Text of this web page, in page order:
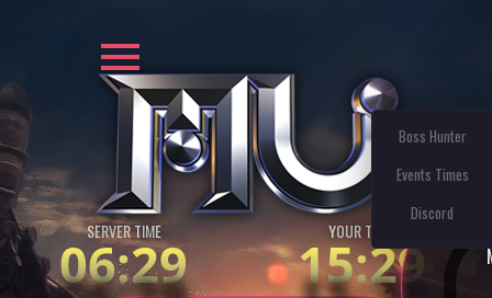
Boss Hunter
Events Times
Discord
SERVER TIME
06:29 YOUR TIME:
15:29